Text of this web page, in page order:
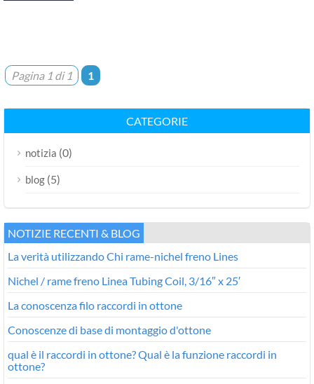
Pagina 1 di 1 1
CATEGORIE
notizia (0)
blog (5)
NOTIZIE RECENTI & BLOG
La verità utilizzando Chi rame-nichel freno Lines
Nichel / rame freno Linea Tubing Coil, 3/16″ x 25′
La conoscenza filo raccordi in ottone
Conoscenze di base di montaggio d'ottone
qual è il raccordi in ottone? Qual è la funzione raccordi in
ottone?